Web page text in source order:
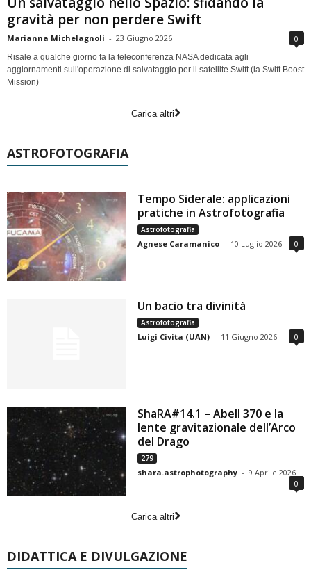
gravità per non perdere Swift
Marianna Michelagnoli - 23 Giugno 2026 0
Risale a qualche giorno fa la teleconferenza NASA dedicata agli
aggiornamenti sull'operazione di salvataggio per il satellite Swift (la Swift Boost
Mission)
Carica altri
ASTROFOTOGRAFIA
Tempo Siderale: applicazioni
pratiche in Astrofotografia
Astrofotografia
Agnese Caramanico - 10 Luglio 2026 0
Un bacio tra divinità
Astrofotografia
Luigi Civita (UAN) - 11 Giugno 2026 0
ShaRA#14.1 – Abell 370 e la
lente gravitazionale dell’Arco
del Drago
279
shara.astrophotography - 9 Aprile 2026
0
Carica altri
DIDATTICA E DIVULGAZIONE